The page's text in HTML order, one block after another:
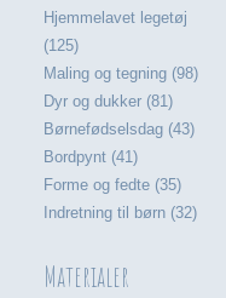
Hjemmelavet legetøj
(125)
Maling og tegning (98)
Dyr og dukker (81)
Børnefødselsdag (43)
Bordpynt (41)
Forme og fedte (35)
Indretning til børn (32)
Materialer